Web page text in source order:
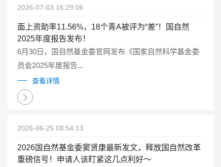
2026-07-03 16:29:06
面上资助率11.56%，18个青A被评为“差”！国自然
2025年度报告发布！
6月30日，国自然基金委官网发布《国家自然科学基金委
员会2025年度报告...
查看详情
2026-06-25 08:54:13
2026国自然基金委窦贤康最新发文，释放国自然改革
重磅信号！申请人该盯紧这几点利好～